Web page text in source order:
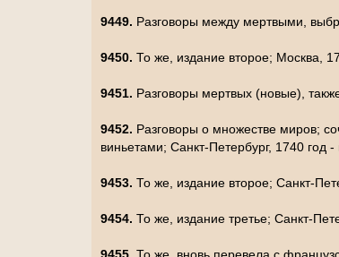
9449. Разговоры между мертвыми,
9450. То же, издание второе; Москва,
9451. Разговоры мертвых (новые),
9452. Разговоры о множестве миров;
виньетами; Санкт-Петербург, 1740 год -
9453. То же, издание второе; Санкт-
9454. То же, издание третье; Санкт-